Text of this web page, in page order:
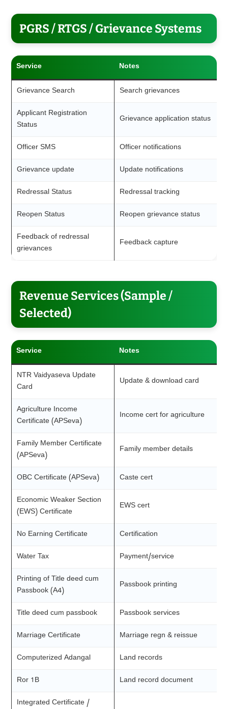
PGRS / RTGS / Grievance Systems
Service Notes
Grievance Search Search grievances
Applicant Registration
Status
Grievance application status
Officer SMS Officer notifications
Grievance update Update notifications
Redressal Status Redressal tracking
Reopen Status Reopen grievance status
Feedback of redressal
grievances
Feedback capture
Revenue Services (Sample /
Selected)
Service Notes
NTR Vaidyaseva Update
Card
Update & download card
Agriculture Income
Certificate (APSeva)
Income cert for agriculture
Family Member Certificate
(APSeva)
Family member details
OBC Certificate (APSeva) Caste cert
Economic Weaker Section
(EWS) Certificate
EWS cert
No Earning Certificate Certification
Water Tax Payment/service
Printing of Title deed cum
Passbook (A4)
Passbook printing
Title deed cum passbook Passbook services
Marriage Certificate Marriage regn & reissue
Computerized Adangal Land records
Ror 1B Land record document
Integrated Certificate /